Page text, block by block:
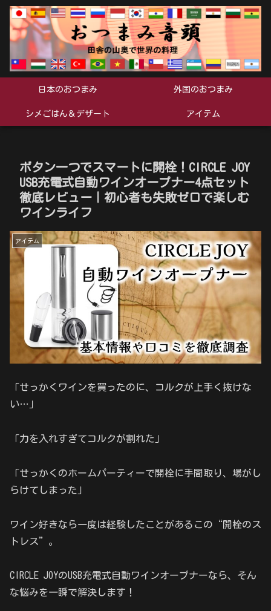
日本のおつまみ 外国のおつまみ
シメごはん＆デザート アイテム
ボタン一つでスマートに開栓！CIRCLE JOY
USB充電式自動ワインオープナー4点セット
徹底レビュー｜初心者も失敗ゼロで楽しむ
ワインライフ
アイテム
「せっかくワインを買ったのに、コルクが上手く抜けな
い…」
「力を入れすぎてコルクが割れた」
「せっかくのホームパーティーで開栓に手間取り、場がし
らけてしまった」
ワイン好きなら一度は経験したことがあるこの“開栓のス
トレス”。
CIRCLE JOYのUSB充電式自動ワインオープナーなら、そん
な悩みを一瞬で解決します！